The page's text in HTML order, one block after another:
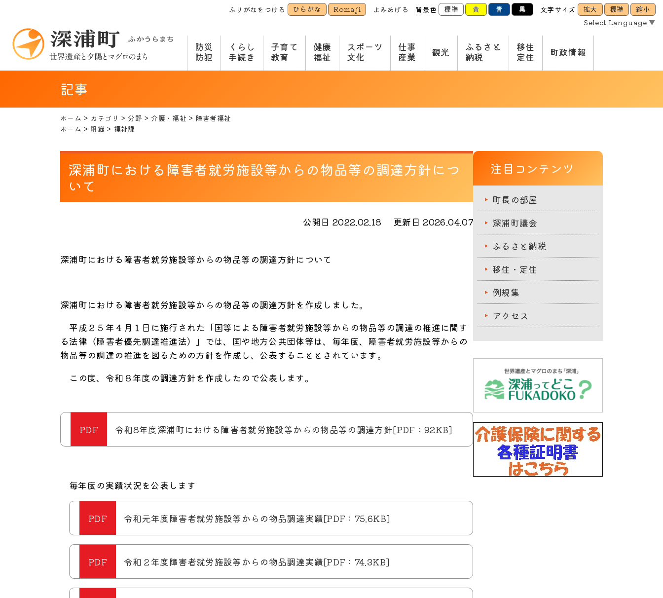
ふりがなをつける ひらがな Romaji よみあげる 背景色 標準 黄 青 黒 文字サイズ 拡大 標準
縮小
Select Language ▼
防災
防犯
くらし
手続き
子育て
教育
健康
福祉
スポーツ
文化
仕事
産業
観光
ふるさと
納税
移住
定住
町政情報
記事
ホーム カテゴリ 分野 介護・福祉
障害者福祉
ホーム
組織 福祉課
深浦町における障害者就労施設等からの物品等の調達方針につ
いて
公開日 2022.02.18 更新日 2026.04.07
深浦町における障害者就労施設等からの物品等の調達方針について
深浦町における障害者就労施設等からの物品等の調達方針を作成しました。
平成２５年４月１日に施行された「国等による障害者就労施設等からの物品等の調達の推進に関す
る法律（障害者優先調達推進法）」では、国や地方公共団体等は、毎年度、障害者就労施設等からの
物品等の調達の推進を図るための方針を作成し、公表することとされています。
この度、令和８年度の調達方針を作成したので公表します。
令和8年度深浦町における障害者就労施設等からの物品等の調達方針[PDF：92KB]
毎年度の実績状況を公表します
令和元年度障害者就労施設等からの物品調達実績[PDF：75.6KB]
令和２年度障害者就労施設等からの物品調達実績[PDF：74.3KB]
注目コンテンツ
町長の部屋
深浦町議会
ふるさと納税
移住・定住
例規集
アクセス